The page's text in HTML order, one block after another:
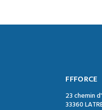
FFFORCE
23 chemin
33360